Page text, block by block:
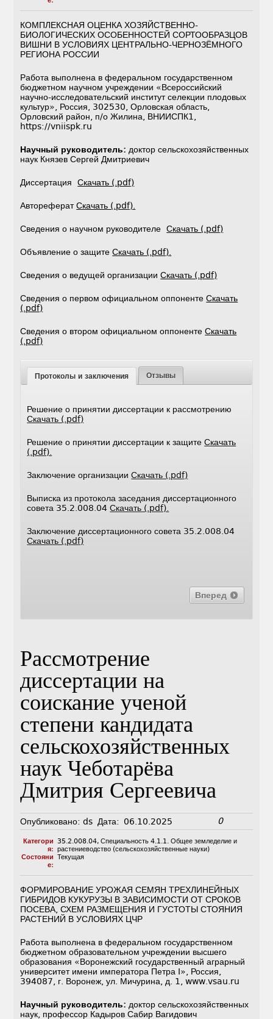
КОМПЛЕКСНАЯ ОЦЕНКА ХОЗЯЙСТВЕННО-
БИОЛОГИЧЕСКИХ ОСОБЕННОСТЕЙ СОРТООБРАЗЦОВ
ВИШНИ В УСЛОВИЯХ ЦЕНТРАЛЬНО-ЧЕРНОЗЁМНОГО
РЕГИОНА РОССИИ
Работа выполнена в федеральном государственном
бюджетном научном учреждении «Всероссийский
научно-исследовательский институт селекции плодовых
культур», Россия, 302530, Орловская область,
Орловский район, п/о Жилина, ВНИИСПК1,
https://vniispk.ru
Научный руководитель: доктор сельскохозяйственных
наук Князев Сергей Дмитриевич
ДиссертацияСкачать (.pdf)
АвторефератСкачать (.pdf).
Сведения о научном руководителеСкачать (.pdf)
Объявление о защитеСкачать (.pdf).
Сведения о ведущей организацииСкачать (.pdf)
Сведения о первом официальном оппонентеСкачать
(.pdf)
Сведения о втором официальном оппонентеСкачать
(.pdf)
Протоколы и заключения Отзывы
Решение о принятии диссертации к рассмотрению
Скачать (.pdf)
Решение о принятии диссертации к защитеСкачать
(.pdf).
Заключение организацииСкачать (.pdf)
Выписка из протокола заседания диссертационного
совета 35.2.008.04Скачать (.pdf).
Заключение диссертационного совета 35.2.008.04
Скачать (.pdf)
Вперед
Рассмотрение
диссертации на
соискание ученой
степени кандидата
сельскохозяйственных
наук Чеботарёва
Дмитрия Сергеевича
Опубликовано: ds Дата: 06.10.2025 0
Категори
я:
35.2.008.04, Специальность 4.1.1. Общее земледелие и
растениеводство (сельскохозяйственные науки)
Состояни
е:
Текущая
ФОРМИРОВАНИЕ УРОЖАЯ СЕМЯН ТРЕХЛИНЕЙНЫХ
ГИБРИДОВ КУКУРУЗЫ В ЗАВИСИМОСТИ ОТ СРОКОВ
ПОСЕВА, СХЕМ РАЗМЕЩЕНИЯ И ГУСТОТЫ СТОЯНИЯ
РАСТЕНИЙ В УСЛОВИЯХ ЦЧР
Работа выполнена в федеральном государственном
бюджетном образовательном учреждении высшего
образования «Воронежский государственный аграрный
университет имени императора Петра I», Россия,
394087, г. Воронеж, ул. Мичурина, д. 1, www.vsau.ru
Научный руководитель: доктор сельскохозяйственных
наук, профессор Кадыров Сабир Вагидович